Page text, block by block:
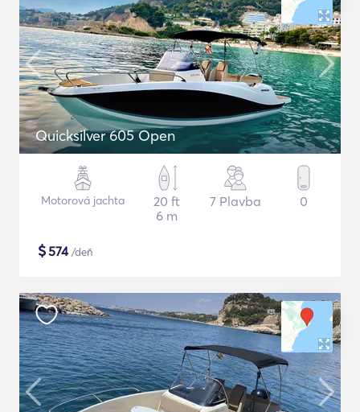
Quicksilver 605 Open
Motorová jachta
20 ft
6 m
7 Plavba 0
$574/deň